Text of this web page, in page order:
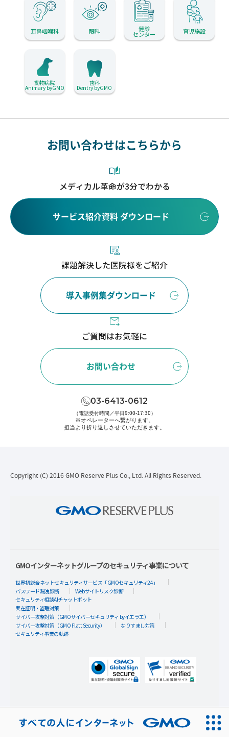
耳鼻咽喉科 眼科 健診
センター 育児施設
動物病院
Animary byGMO
歯科
Dentry byGMO
お問い合わせはこちらから
メディカル革命が3分でわかる
サービス紹介資料 ダウンロード
課題解決した医院様をご紹介
導入事例集ダウンロード
ご質問はお気軽に
お問い合わせ
03-6413-0612
（電話受付時間／平日9:00-17:30）
※オペレーターへ繋がります。
担当より折り返しさせていただきます。
Copyright (C) 2016 GMO Reserve Plus Co., Ltd. All Rights Reserved.
GMOインターネットグループのセキュリティ事業について
世界初総合ネットセキュリティサービス「GMOセキュリティ24」
パスワード漏洩診断
Webサイトリスク診断
セキュリティ相談AIチャットボット
実在証明・盗聴対策
サイバー攻撃対策（GMOサイバーセキュリティ byイエラエ）
サイバー攻撃対策（GMO Flatt Security）
なりすまし対策
セキュリティ事業の軌跡